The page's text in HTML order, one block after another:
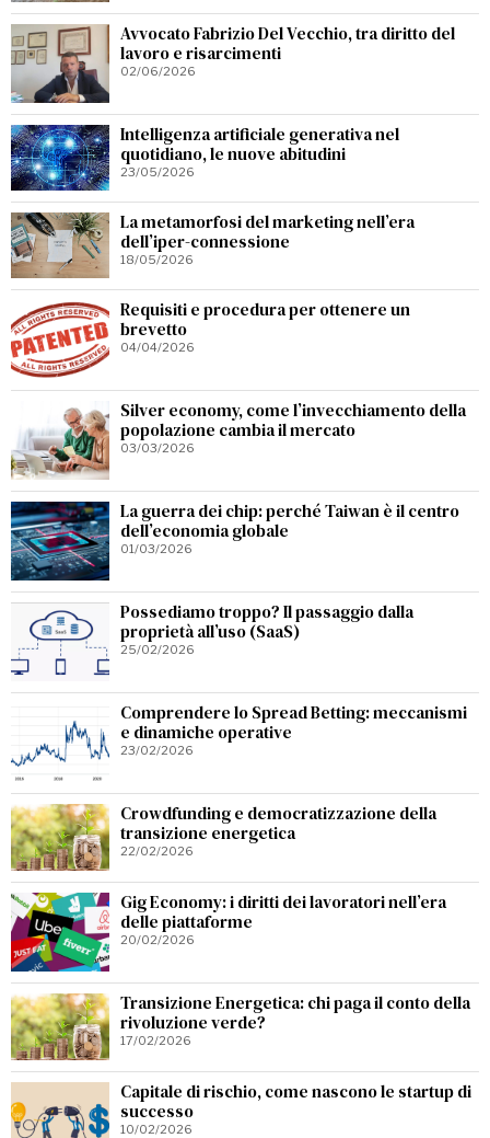
Avvocato Fabrizio Del Vecchio, tra diritto del
lavoro e risarcimenti
02/06/2026
Intelligenza artificiale generativa nel
quotidiano, le nuove abitudini
23/05/2026
La metamorfosi del marketing nell’era
dell’iper-connessione
18/05/2026
Requisiti e procedura per ottenere un
brevetto
04/04/2026
Silver economy, come l’invecchiamento della
popolazione cambia il mercato
03/03/2026
La guerra dei chip: perché Taiwan è il centro
dell’economia globale
01/03/2026
Possediamo troppo? Il passaggio dalla
proprietà all’uso (SaaS)
25/02/2026
Comprendere lo Spread Betting: meccanismi
e dinamiche operative
23/02/2026
Crowdfunding e democratizzazione della
transizione energetica
22/02/2026
Gig Economy: i diritti dei lavoratori nell’era
delle piattaforme
20/02/2026
Transizione Energetica: chi paga il conto della
rivoluzione verde?
17/02/2026
Capitale di rischio, come nascono le startup di
successo
10/02/2026